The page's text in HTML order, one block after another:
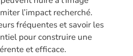
l’impact recherché.
fréquentes et savoir les
pour construire une
et efficace.